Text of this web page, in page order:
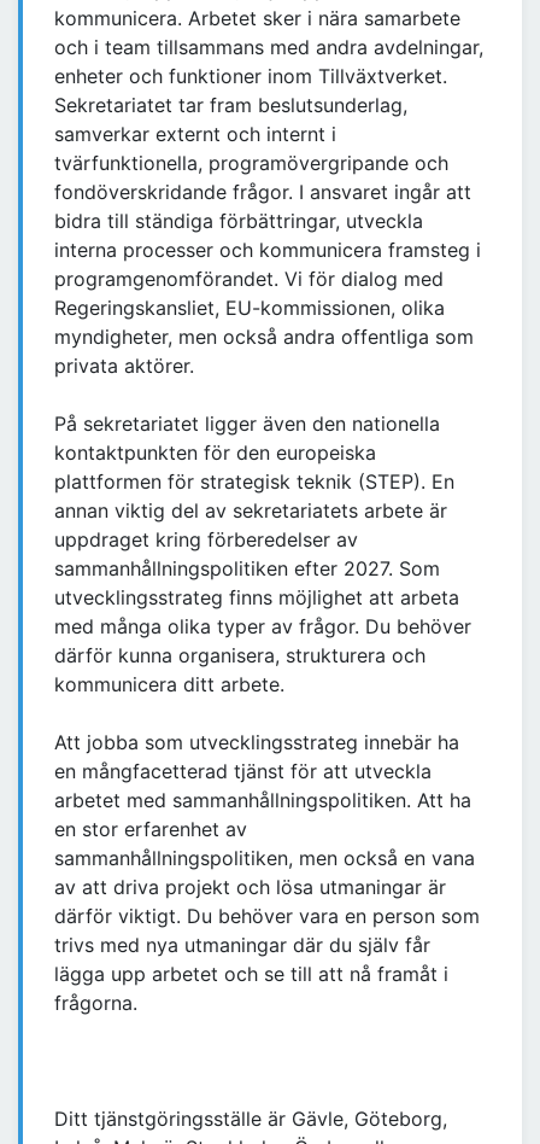
kommunicera. Arbetet sker i nära samarbete
och i team tillsammans med andra avdelningar,
enheter och funktioner inom Tillväxtverket.
Sekretariatet tar fram beslutsunderlag,
samverkar externt och internt i
tvärfunktionella, programövergripande och
fondöverskridande frågor. I ansvaret ingår att
bidra till ständiga förbättringar, utveckla
interna processer och kommunicera framsteg i
programgenomförandet. Vi för dialog med
Regeringskansliet, EU-kommissionen, olika
myndigheter, men också andra offentliga som
privata aktörer.
På sekretariatet ligger även den nationella
kontaktpunkten för den europeiska
plattformen för strategisk teknik (STEP). En
annan viktig del av sekretariatets arbete är
uppdraget kring förberedelser av
sammanhållningspolitiken efter 2027. Som
utvecklingsstrateg finns möjlighet att arbeta
med många olika typer av frågor. Du behöver
därför kunna organisera, strukturera och
kommunicera ditt arbete.
Att jobba som utvecklingsstrateg innebär ha
en mångfacetterad tjänst för att utveckla
arbetet med sammanhållningspolitiken. Att ha
en stor erfarenhet av
sammanhållningspolitiken, men också en vana
av att driva projekt och lösa utmaningar är
därför viktigt. Du behöver vara en person som
trivs med nya utmaningar där du själv får
lägga upp arbetet och se till att nå framåt i
frågorna.
Ditt tjänstgöringsställe är Gävle, Göteborg,